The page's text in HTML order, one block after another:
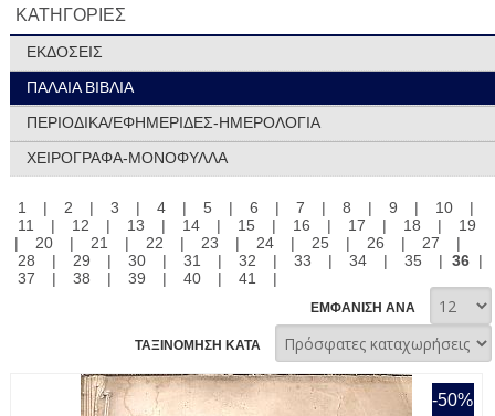
ΚΑΤΗΓΟΡΙΕΣ
ΕΚΔΟΣΕΙΣ
ΠΑΛΑΙΑ ΒΙΒΛΙΑ
ΠΕΡΙΟΔΙΚΑ/ΕΦΗΜΕΡΙΔΕΣ-ΗΜΕΡΟΛΟΓΙΑ
ΧΕΙΡΟΓΡΑΦΑ-ΜΟΝΟΦΥΛΛΑ
1 | 2 | 3 | 4 | 5 | 6 | 7 | 8 | 9 | 10
|
11
| 12 | 13 | 14 | 15 | 16 | 17 | 18 |
19
|
20 | 21 | 22 | 23 | 24 | 25 | 26 | 27
|
28
| 29 | 30 | 31 | 32 | 33 | 34 | 35 | 36|
37
| 38 | 39 | 40 | 41 |
ΕΜΦΑΝΙΣΗ ΑΝΑ
ΤΑΞΙΝΟΜΗΣΗ ΚΑΤΑ
-50%